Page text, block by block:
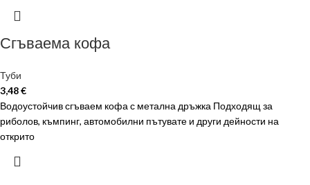
Сгъваема кофа
Туби
3,48€
Водоустойчив сгъваем кофа с метална дръжка Подходящ за
риболов, къмпинг, автомобилни пътувате и други дейности на
открито